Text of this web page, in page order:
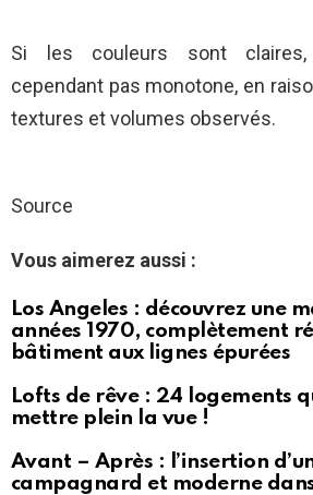
Si les couleurs sont claires,
cependant pas monotone, en
textures et volumes observés.
Source
Vous aimerez aussi :
Los Angeles : découvrez une
années 1970, complètement
bâtiment aux lignes épurées
Lofts de rêve : 24 logements
mettre plein la vue !
Avant – Après : l’insertion
campagnard et moderne